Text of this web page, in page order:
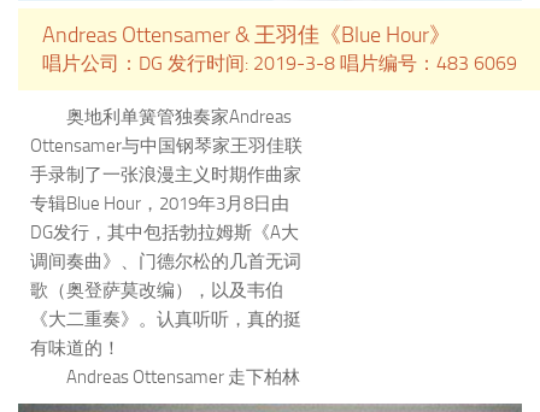
Andreas Ottensamer & 王羽佳《Blue Hour》
唱片公司：DG 发行时间: 2019-3-8 唱片编号：483 6069
奥地利单簧管独奏家Andreas
Ottensamer与中国钢琴家王羽佳联
手录制了一张浪漫主义时期作曲家
专辑Blue Hour，2019年3月8日由
DG发行，其中包括勃拉姆斯《A大
调间奏曲》、门德尔松的几首无词
歌（奥登萨莫改编），以及韦伯
《大二重奏》。认真听听，真的挺
有味道的！
Andreas Ottensamer 走下柏林
爱乐单簧管首席的位子，站到舞台